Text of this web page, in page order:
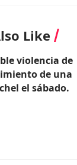
Like
violencia de
de una
el sábado.